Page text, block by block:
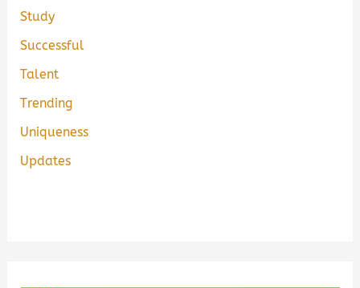
Study
Successful
Talent
Trending
Uniqueness
Updates